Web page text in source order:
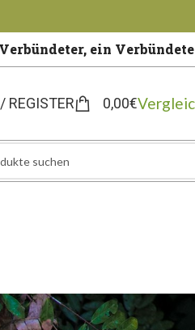
ein
REGISTER 0,00€